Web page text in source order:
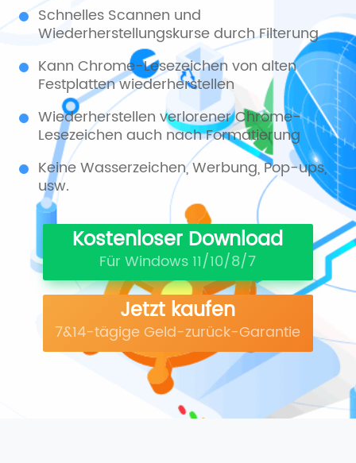
Schnelles Scannen und
Wiederherstellungskurse durch Filterung
Kann Chrome-Lesezeichen von alten
Festplatten wiederherstellen
Wiederherstellen verlorener Chrome-
Lesezeichen auch nach Formatierung
Keine Wasserzeichen, Werbung, Pop-ups,
usw.
Kostenloser Download
Für Windows 11/10/8/7
Jetzt kaufen
7&14-tägige Geld-zurück-Garantie